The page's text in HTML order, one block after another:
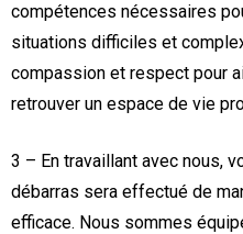
compétences nécessaires
situations difficiles et
compassion et respect pour
retrouver un espace de vie
3 – En travaillant avec nous,
débarras sera effectué de
efficace. Nous sommes